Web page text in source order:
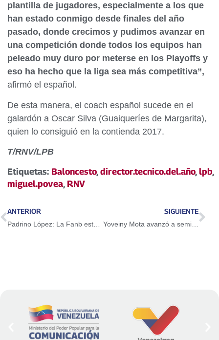
plantilla de jugadores, especialmente a los que
han estado conmigo desde finales del año
pasado, donde crecimos y pudimos avanzar en
una competición donde todos los equipos han
peleado muy duro por meterse en los Playoffs y
eso ha hecho que la liga sea más competitiva”,
afirmó el español.
De esta manera, el coach español sucede en el
galardón a Oscar Silva (Guaiqueríes de Margarita),
quien lo consiguió en la contienda 2017.
T/RNV/LPB
Etiquetas: Baloncesto,director.tecnico.del.año,lpb,
miguel.povea, RNV
ANTERIOR
Padrino López: La Fanb está preparada para llevar la verdad al mundo
SIGUIENTE
Yoveiny Mota avanzó a semifinal en Mundial de Atletismo